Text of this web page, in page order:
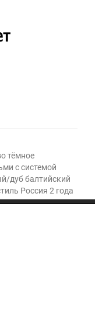
тёмное
с системой
дуб балтийский
Россия 2 года